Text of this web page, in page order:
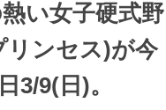
い女子硬式野
リンセス)が今
3/9(日)。